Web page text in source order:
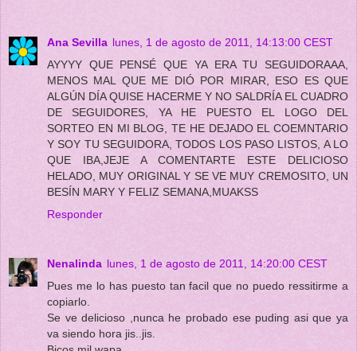
Ana Sevilla lunes, 1 de agosto de 2011, 14:13:00 CEST
AYYYY QUE PENSÉ QUE YA ERA TU SEGUIDORAAA,
MENOS MAL QUE ME DIÓ POR MIRAR, ESO ES QUE
ALGÚN DÍA QUISE HACERME Y NO SALDRÍA EL CUADRO
DE SEGUIDORES, YA HE PUESTO EL LOGO DEL
SORTEO EN MI BLOG, TE HE DEJADO EL COEMNTARIO
Y SOY TU SEGUIDORA, TODOS LOS PASO LISTOS, A LO
QUE IBA,JEJE A COMENTARTE ESTE DELICIOSO
HELADO, MUY ORIGINAL Y SE VE MUY CREMOSITO, UN
BESÍN MARY Y FELIZ SEMANA,MUAKSS
Responder
Nenalinda lunes, 1 de agosto de 2011, 14:20:00 CEST
Pues me lo has puesto tan facil que no puedo ressitirme a
copiarlo.
Se ve delicioso ,nunca he probado ese puding asi que ya
va siendo hora jis..jis.